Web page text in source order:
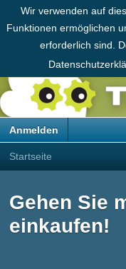
Wir verwenden auf
Funktionen ermöglichen
erforderlich sind.
Anmelden
Startseite
Gehen Sie
einkaufen!